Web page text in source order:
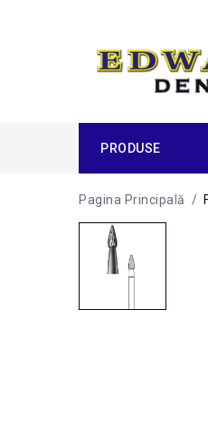
PRODUSE
Pagina Principală /